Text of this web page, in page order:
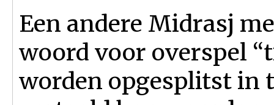
Een andere Midrasj
woord voor overspel
worden opgesplitst in